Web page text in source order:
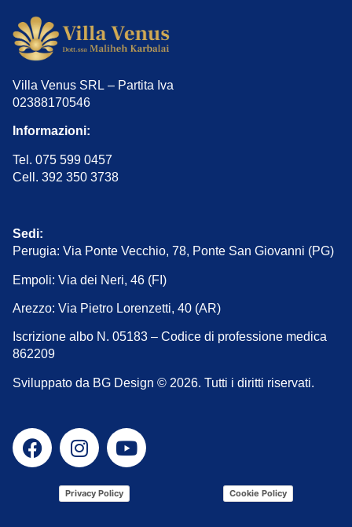
Villa Venus SRL – Partita Iva
02388170546
Informazioni:
Tel. 075 599 0457
Cell. 392 350 3738
Sedi:
Perugia: Via Ponte Vecchio, 78, Ponte San Giovanni (PG)
Empoli: Via dei Neri, 46 (FI)
Arezzo: Via Pietro Lorenzetti, 40 (AR)
Iscrizione albo N. 05183 – Codice di professione medica
862209
Sviluppato da BG Design © 2026. Tutti i diritti riservati.
Privacy Policy Cookie Policy